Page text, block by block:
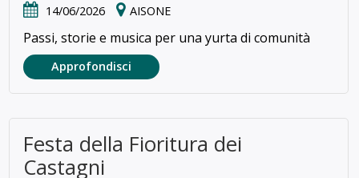
14/06/2026 AISONE
Passi, storie e musica per una yurta di comunità
Approfondisci
Festa della Fioritura dei
Castagni